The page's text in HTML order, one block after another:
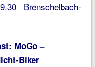
Brenschelbach-
MoGo –
Biker